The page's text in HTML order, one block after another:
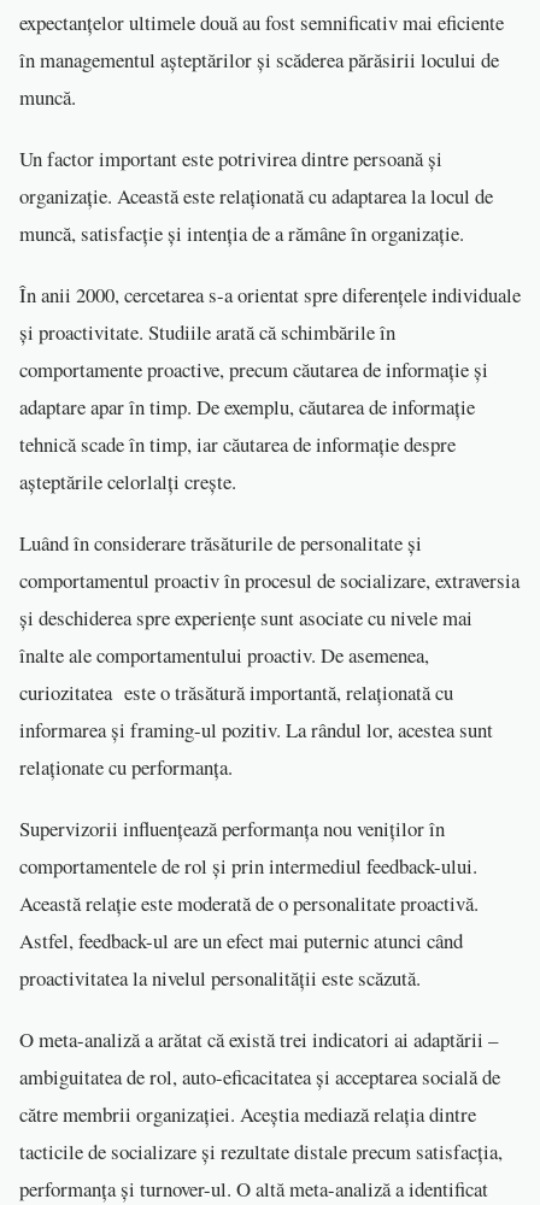
expectanțelor ultimele două au fost semnificativ mai eficiente
în managementul așteptărilor și scăderea părăsirii locului de
muncă.
Un factor important este potrivirea dintre persoană și
organizație. Această este relaționată cu adaptarea la locul de
muncă, satisfacție și intenția de a rămâne în organizație.
În anii 2000, cercetarea s-a orientat spre diferențele individuale
și proactivitate. Studiile arată că schimbările în
comportamente proactive, precum căutarea de informație și
adaptare apar în timp. De exemplu, căutarea de informație
tehnică scade în timp, iar căutarea de informație despre
așteptările celorlalți crește.
Luând în considerare trăsăturile de personalitate și
comportamentul proactiv în procesul de socializare, extraversia
și deschiderea spre experiențe sunt asociate cu nivele mai
înalte ale comportamentului proactiv. De asemenea,
curiozitatea este o trăsătură importantă, relaționată cu
informarea și framing-ul pozitiv. La rândul lor, acestea sunt
relaționate cu performanța.
Supervizorii influențează performanța nou veniților în
comportamentele de rol și prin intermediul feedback-ului.
Această relație este moderată de o personalitate proactivă.
Astfel, feedback-ul are un efect mai puternic atunci când
proactivitatea la nivelul personalității este scăzută.
O meta-analiză a arătat că există trei indicatori ai adaptării –
ambiguitatea de rol, auto-eficacitatea și acceptarea socială de
către membrii organizației. Aceștia mediază relația dintre
tacticile de socializare și rezultate distale precum satisfacția,
performanța și turnover-ul. O altă meta-analiză a identificat